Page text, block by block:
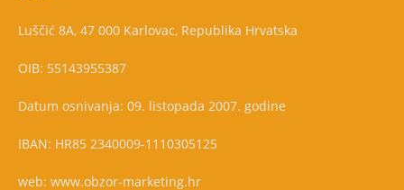
Luščić 8A, 47 000 Karlovac, Republika Hrvatska
OIB: 55143955387
Datum osnivanja: 09. listopada 2007. godine
IBAN: HR85 2340009-1110305125
web: www.obzor-marketing.hr